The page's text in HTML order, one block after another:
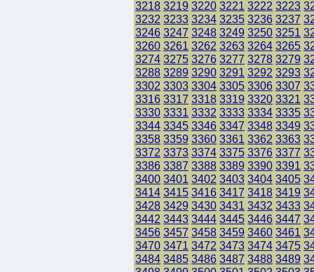
3218 3219 3220 3221 3222 3223
3232 3233 3234 3235 3236 3237
3246 3247 3248 3249 3250 3251
3260 3261 3262 3263 3264 3265
3274 3275 3276 3277 3278 3279
3288 3289 3290 3291 3292 3293
3302 3303 3304 3305 3306 3307
3316 3317 3318 3319 3320 3321
3330 3331 3332 3333 3334 3335
3344 3345 3346 3347 3348 3349
3358 3359 3360 3361 3362 3363
3372 3373 3374 3375 3376 3377
3386 3387 3388 3389 3390 3391
3400 3401 3402 3403 3404 3405
3414 3415 3416 3417 3418 3419
3428 3429 3430 3431 3432 3433
3442 3443 3444 3445 3446 3447
3456 3457 3458 3459 3460 3461
3470 3471 3472 3473 3474 3475
3484 3485 3486 3487 3488 3489